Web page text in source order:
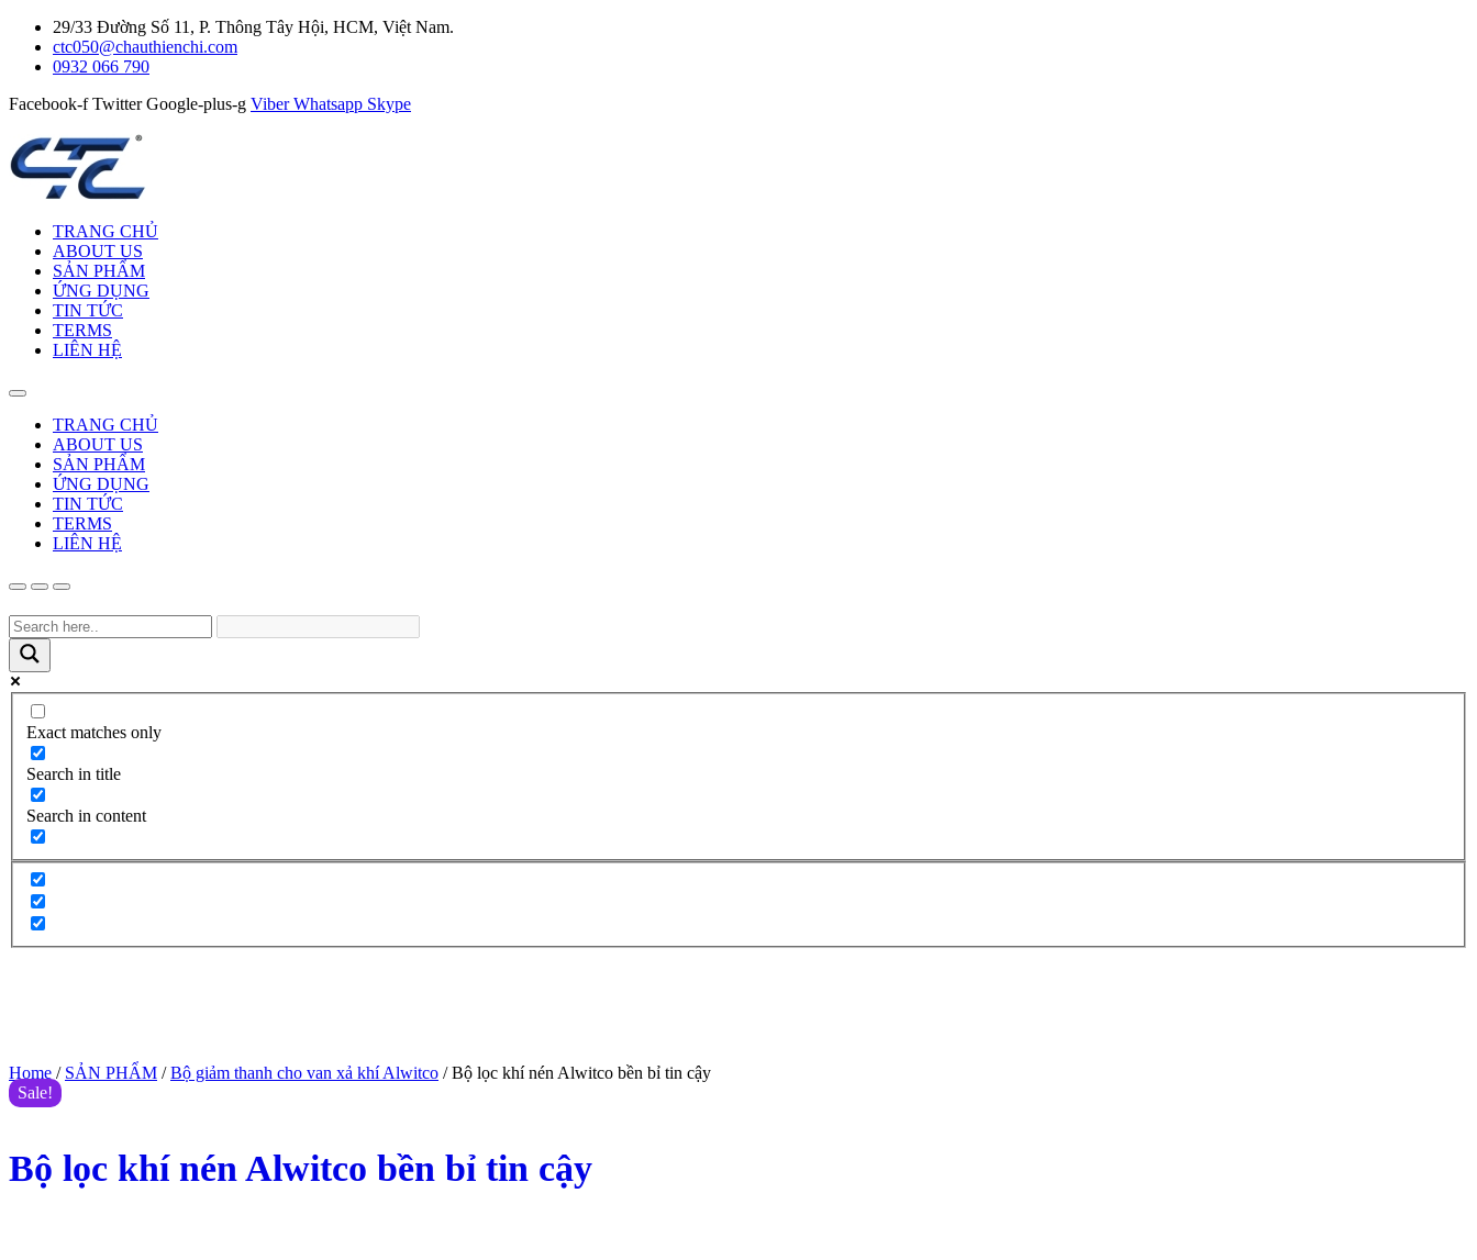
29/33 Đường Số 11, P. Thông Tây Hội, HCM, Việt Nam.
ctc050@chauthienchi.com
0932 066 790
Facebook-f Twitter Google-plus-g Viber Whatsapp Skype
TRANG CHỦ
ABOUT US
SẢN PHẨM
ỨNG DỤNG
TIN TỨC
TERMS
LIÊN HỆ
TRANG CHỦ
ABOUT US
SẢN PHẨM
ỨNG DỤNG
TIN TỨC
TERMS
LIÊN HỆ
Exact matches only
Search in title
Search in content
Home / SẢN PHẨM /Bộ giảm thanh cho van xả khí Alwitco / Bộ lọc khí nén Alwitco bền bỉ tin cậy
Sale!
Bộ lọc khí nén Alwitco bền bỉ tin cậy